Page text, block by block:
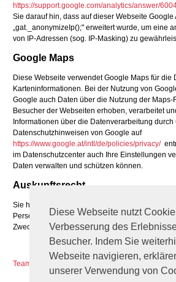
Diese Webseite nutzt
Verbesserung des
Besucher. Indem Sie
Webseite navigieren,
unserer Verwendung von
https://support.google.com/analytics/answer/
Sie darauf hin, dass auf dieser Webseite Google
„gat._anonymizeIp();" erweitert wurde, um eine
von IP-Adressen (sog. IP-Masking) zu
Google Maps
Diese Webseite verwendet Google Maps für die
Karteninformationen. Bei der Nutzung von
Google auch Daten über die Nutzung der Maps-
Besucher der Webseiten erhoben, verarbeitet
Informationen über die Datenverarbeitung
Datenschutzhinweisen von Google auf
https://www.google.at/intl/de/policies/privacy/
im Datenschutzcenter auch Ihre Einstellungen
Daten verwalten und schützen können.
Auskunftsrecht
Sie haben jederzeit das Recht auf Auskunft über
Person gespeicherten Daten, deren Herkunft
Zweck der Speicherung
Teamviewer QS